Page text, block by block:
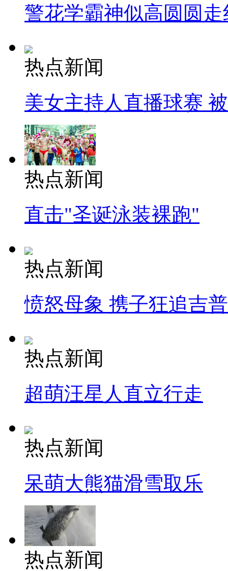
警花学霸神似高圆圆走
热点新闻
美女主持人直播球赛
热点新闻
直击"圣诞泳装裸跑"
热点新闻
愤怒母象 携子狂追吉
热点新闻
超萌汪星人直立行走
热点新闻
呆萌大熊猫滑雪取乐
热点新闻